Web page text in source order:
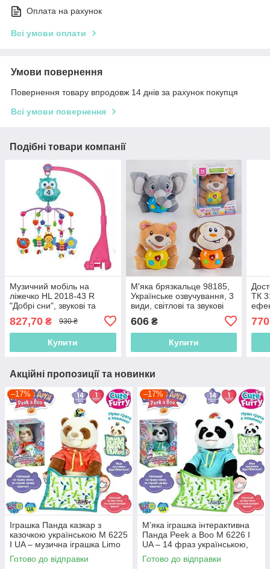
Оплата на рахунок
Всі умови оплати
Умови повернення
Повернення товару впродовж 14 днів за рахунок покупця
Всі умови повернення
Подібні товари компанії
Музичний мобіль на
ліжечко HL 2018-43 R
"Добрі сни", звукові та
світлові ефекти, 5 підвісок-
брязкальців
827,70 ₴ 930 ₴
Купити
М'яка брязкальце 98185,
Українське озвучування, 3
види, світлові та звукові
606₴
Купити
ТК
Акційні пропозиції та новинки
–17%
Іграшка Панда казкар з
казочкою українською M 6225
I UA – музична іграшка Limo
Toy 27 см, ідеальний
подарунок
Готово до відправки
–17%
М’яка іграшка інтерактивна
Панда Peek a Boo M 6226 I
UA – 14 фраз українською,
грає в хованки
Готово до відправки